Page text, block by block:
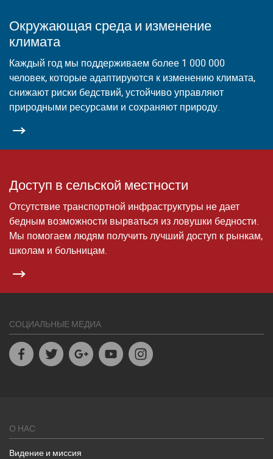
Окружающая среда и изменение
климата
Каждый год мы поддерживаем более 1 000 000
человек, которые адаптируются к изменению климата,
снижают риски бедствий, устойчиво управляют
природными ресурсами и сохраняют природу.
Доступ в сельской местности
Отсутствие транспортной инфраструктуры не дает
бедным возможности вырваться из ловушки бедности.
Мы помогаем людям получить лучший доступ к рынкам,
школам и больницам.
СОЦИАЛЬНЫЕ МЕДИА
FacebookTwitter Google+ Youtube
О НАС
Видение и миссия